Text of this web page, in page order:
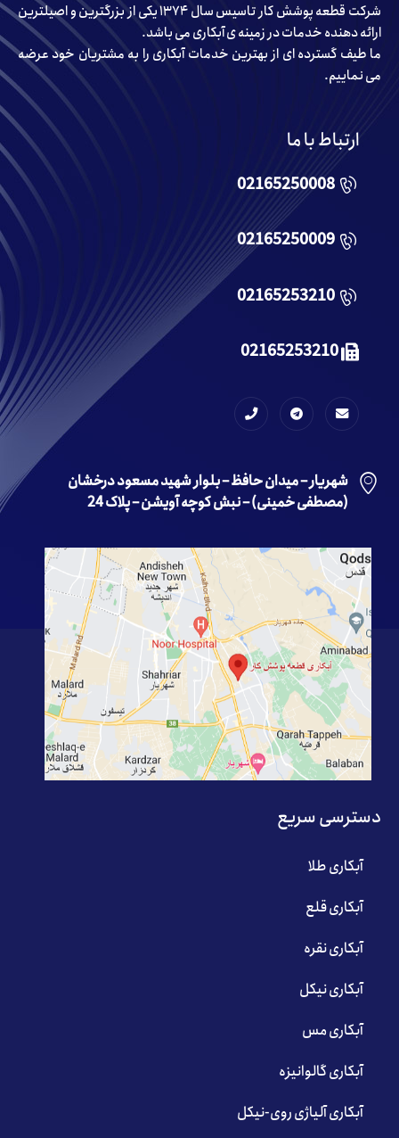
شرکت قطعه پوشش کار تاسیس سال ۱۳۷۴ یکی از بزرگترین و اصیلترین
ارائه دهنده خدمات در زمینه ی آبکاری می باشد.
ما طیف گسترده ای از بهترین خدمات آبکاری را به مشتریان خود عرضه
می نماییم.
ارتباط با ما
02165250008
02165250009
02165253210
02165253210
شهریار – میدان حافظ – بلوار شهید مسعود درخشان
(مصطفی خمینی) – نبش کوچه آویشن – پلاک 24
دسترسی سریع
آبکاری طلا
آبکاری قلع
آبکاری نقره
آبکاری نیکل
آبکاری مس
آبکاری گالوانیزه
آبکاری آلیاژی روی-نیکل